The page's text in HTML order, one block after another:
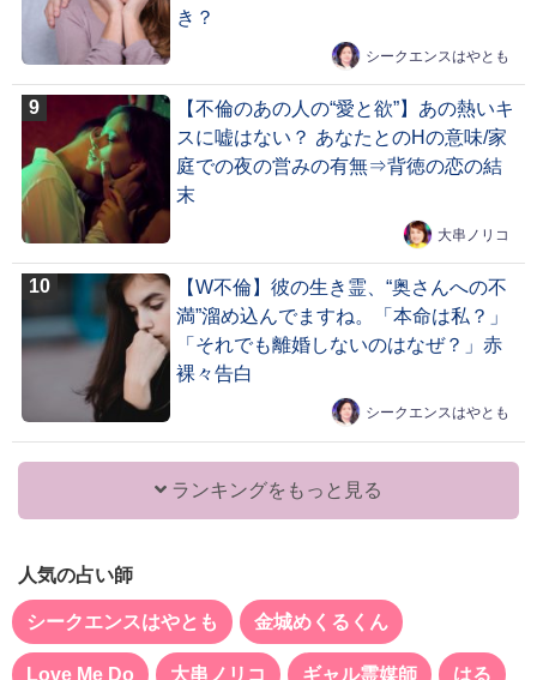
き？
シークエンスはやとも
【不倫のあの人の“愛と欲”】あの熱いキ
スに嘘はない？ あなたとのHの意味/家
庭での夜の営みの有無⇒背徳の恋の結
末
大串ノリコ
【W不倫】彼の生き霊、“奥さんへの不
満”溜め込んでますね。「本命は私？」
「それでも離婚しないのはなぜ？」赤
裸々告白
シークエンスはやとも
ランキングをもっと見る
人気の占い師
シークエンスはやとも 金城めくるくん
Love Me Do 大串ノリコ ギャル霊媒師 はる